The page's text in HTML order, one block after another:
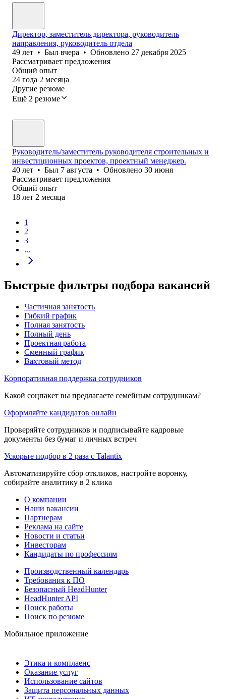
Директор, заместитель директора, руководитель
направления, руководитель отдела
49 лет • Был вчера • Обновлено 27 декабря 2025
Рассматривает предложения
Общий опыт
24 года 2 месяца
Другие резюме
Ещё 2 резюме
Руководитель/заместитель руководителя строительных и
инвестиционных проектов, проектный менеджер.
40 лет • Был 7 августа • Обновлено 30 июня
Рассматривает предложения
Общий опыт
18 лет 2 месяца
1
2
3
...
Быстрые фильтры подбора вакансий
Частичная занятость
Гибкий график
Полная занятость
Полный день
Проектная работа
Сменный график
Вахтовый метод
Корпоративная поддержка сотрудников
Какой соцпакет вы предлагаете семейным сотрудникам?
Оформляйте кандидатов онлайн
Проверяйте сотрудников и подписывайте кадровые
документы без бумаг и личных встреч
Ускорьте подбор в 2 раза с Talantix
Автоматизируйте сбор откликов, настройте воронку,
собирайте аналитику в 2 клика
О компании
Наши вакансии
Партнерам
Реклама на сайте
Новости и статьи
Инвесторам
Кандидаты по профессиям
Производственный календарь
Требования к ПО
Безопасный HeadHunter
HeadHunter API
Поиск работы
Поиск по резюме
Мобильное приложение
Этика и комплаенс
Оказание услуг
Использование сайтов
Защита персональных данных